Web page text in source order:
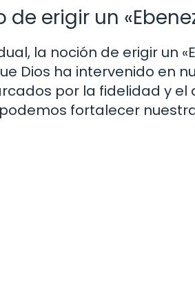
de erigir un
la noción de erigir un
Dios ha intervenido en
por la fidelidad y el
fortalecer